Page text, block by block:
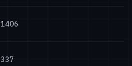
1406
337